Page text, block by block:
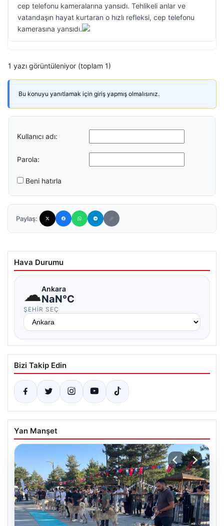
cep telefonu kameralarına yansıdı. Tehlikeli anlar ve
vatandaşın hayat kurtaran o hızlı refleksi, cep telefonu
kamerasına yansıdı.
1 yazı görüntüleniyor (toplam 1)
Bu konuyu yanıtlamak için giriş yapmış olmalısınız.
Kullanıcı adı:
Parola:
Beni hatırla
Paylaş:
Hava Durumu
☁Ankara
NaN°C
ŞEHIR SEÇ
Bizi Takip Edin
Yan Manşet